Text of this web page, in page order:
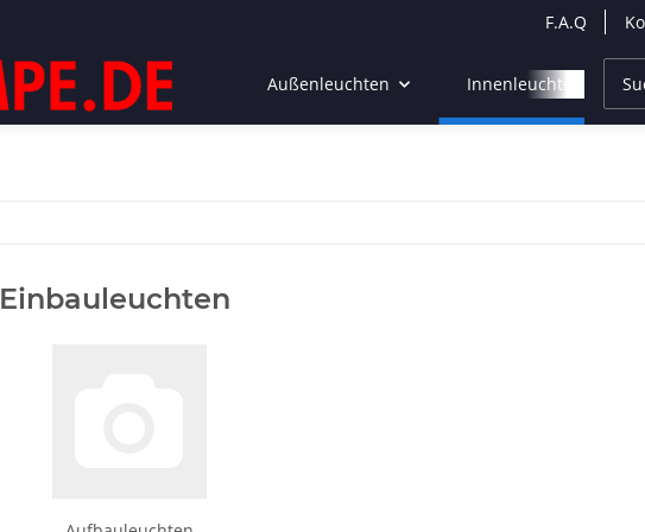
F.A.Q
Außenleuchten Innenleuchten
Einbauleuchten